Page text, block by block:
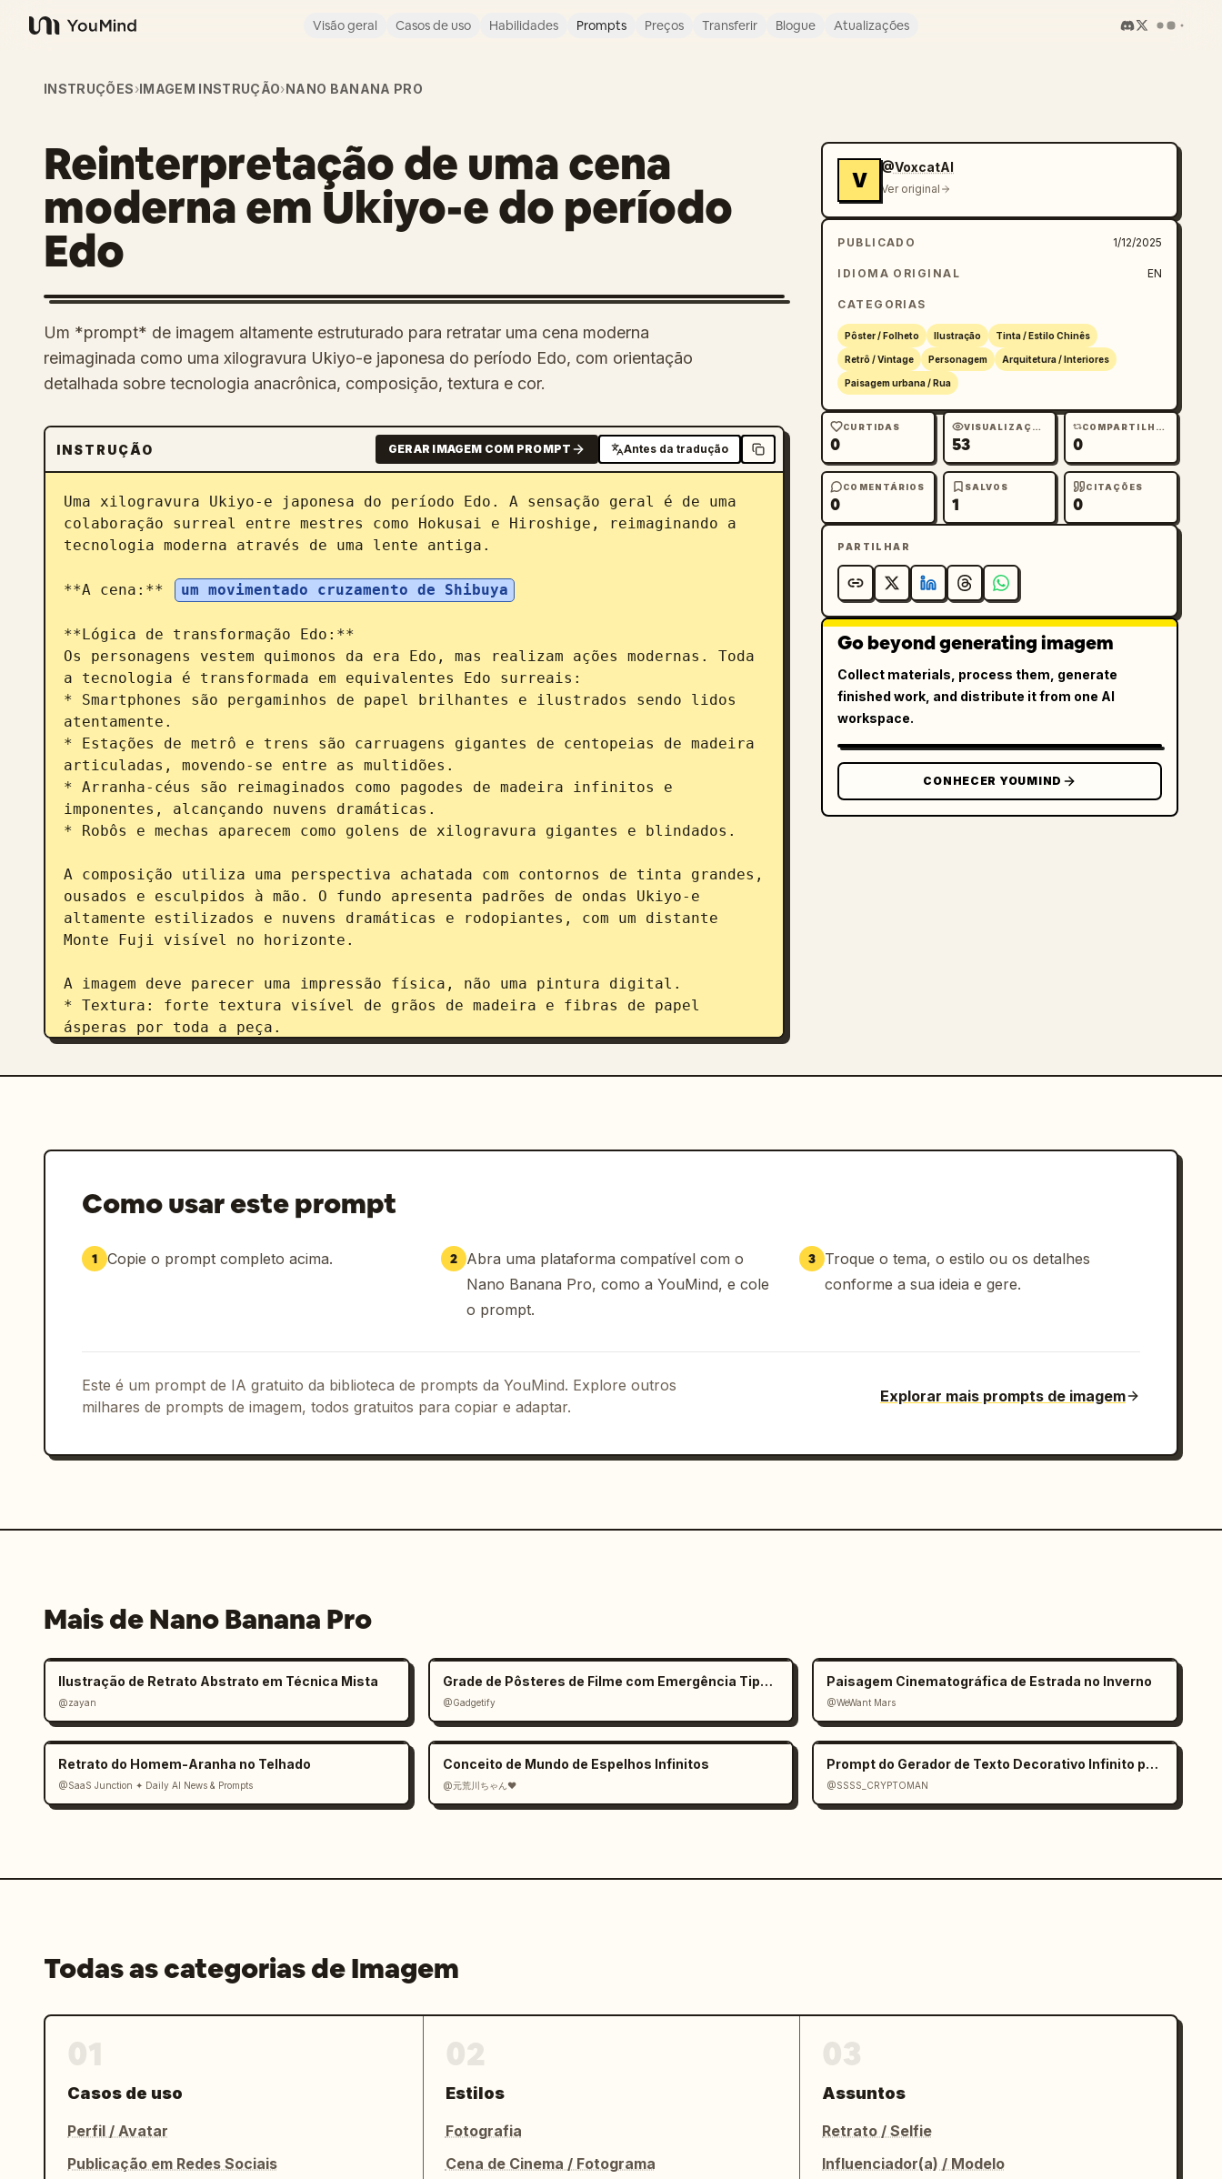
YouMind
Visão geral Casos de uso Habilidades Prompts Preços Transferir Blogue Atualizações
INSTRUÇÕES›IMAGEM INSTRUÇÃO›NANO BANANA PRO
Reinterpretação de uma cena
moderna em Ukiyo-e do período
Edo
Um *prompt* de imagem altamente estruturado para retratar uma cena moderna
reimaginada como uma xilogravura Ukiyo-e japonesa do período Edo, com orientação
detalhada sobre tecnologia anacrônica, composição, textura e cor.
INSTRUÇÃO GERAR IMAGEM COM PROMPT Antes da tradução
Uma xilogravura Ukiyo-e japonesa do período Edo. A sensação geral é de uma
colaboração surreal entre mestres como Hokusai e Hiroshige, reimaginando a
tecnologia moderna através de uma lente antiga.
**A cena:** um movimentado cruzamento de Shibuya
**Lógica de transformação Edo:**
Os personagens vestem quimonos da era Edo, mas realizam ações modernas. Toda
a tecnologia é transformada em equivalentes Edo surreais:
* Smartphones são pergaminhos de papel brilhantes e ilustrados sendo lidos
atentamente.
* Estações de metrô e trens são carruagens gigantes de centopeias de madeira
articuladas, movendo-se entre as multidões.
* Arranha-céus são reimaginados como pagodes de madeira infinitos e
imponentes, alcançando nuvens dramáticas.
* Robôs e mechas aparecem como golens de xilogravura gigantes e blindados.
A composição utiliza uma perspectiva achatada com contornos de tinta grandes,
ousados e esculpidos à mão. O fundo apresenta padrões de ondas Ukiyo-e
altamente estilizados e nuvens dramáticas e rodopiantes, com um distante
Monte Fuji visível no horizonte.
A imagem deve parecer uma impressão física, não uma pintura digital.
* Textura: forte textura visível de grãos de madeira e fibras de papel
ásperas por toda a peça.
* Imperfeições de impressão: o sangramento de pigmento é evidente. Simule
placas prensadas à mão com leve desalinhamento de cores para autenticidade.
A proporção da imagem é 3:4 (pôster vertical). Inclua caligrafia japonesa
vertical descrevendo a cena e um selo tradicional de artista vermelho em um
canto.
V
@VoxcatAI
Ver original
PUBLICADO 1/12/2025
IDIOMA ORIGINAL EN
CATEGORIAS
Pôster / Folheto Ilustração Tinta / Estilo Chinês
Retrô / Vintage Personagem Arquitetura / Interiores
Paisagem urbana / Rua
CURTIDAS
0
VISUALIZAÇÕES
53
COMPARTILHAMENTOS
0
COMENTÁRIOS
0
SALVOS
1
CITAÇÕES
0
PARTILHAR
Go beyond generating imagem
Collect materials, process them, generate
finished work, and distribute it from one AI
workspace.
CONHECER YOUMIND
Como usar este prompt
1 Copie o prompt completo acima. 2 Abra uma plataforma compatível com o
Nano Banana Pro, como a YouMind, e cole
o prompt.
3
Troque o tema, o estilo ou os detalhes
conforme a sua ideia e gere.
Este é um prompt de IA gratuito da biblioteca de prompts da YouMind. Explore outros
milhares de prompts de imagem, todos gratuitos para copiar e adaptar.
Explorar mais prompts de imagem
Mais de Nano Banana Pro
Ilustração de Retrato Abstrato em Técnica Mista
@zayan
Grade de Pôsteres de Filme com Emergência Tipográfica
@Gadgetify
Paisagem Cinematográfica de Estrada no Inverno
@WeWant Mars
Retrato do Homem-Aranha no Telhado
@SaaS Junction ✦ Daily AI News & Prompts
Conceito de Mundo de Espelhos Infinitos
@元荒川ちゃん❤
Prompt do Gerador de Texto Decorativo Infinito para Nano Banana 2
@SSSS_CRYPTOMAN
Todas as categorias de Imagem
Casos de uso
Perfil / Avatar
Publicação em Redes Sociais
Estilos
Fotografia
Cena de Cinema / Fotograma
Assuntos
Retrato / Selfie
Influenciador(a) / Modelo